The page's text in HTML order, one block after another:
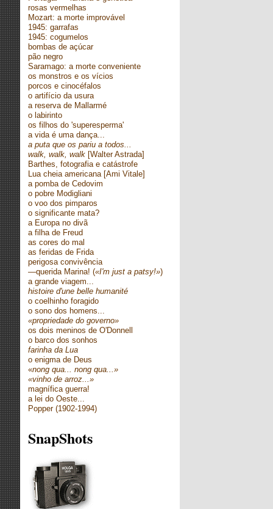
rosas vermelhas
Mozart: a morte improvável
1945: garrafas
1945: cogumelos
bombas de açúcar
pão negro
Saramago: a morte conveniente
os monstros e os vícios
porcos e cinocéfalos
o artifício da usura
a reserva de Mallarmé
o labirinto
os filhos do 'superesperma'
a vida é uma dança...
a puta que os pariu a todos...
walk, walk, walk [Walter Astrada]
Barthes, fotografia e catástrofe
Lua cheia americana [Ami Vitale]
a pomba de Cedovim
o pobre Modigliani
o voo dos pimparos
o significante mata?
a Europa no divã
a filha de Freud
as cores do mal
as feridas de Frida
perigosa convivência
—querida Marina! («I'm just a patsy!»)
a grande viagem...
histoire d'une belle humanité
o coelhinho foragido
o sono dos homens...
«propriedade do governo»
os dois meninos de O'Donnell
o barco dos sonhos
farinha da Lua
o enigma de Deus
«nong qua... nong qua...»
«vinho de arroz...»
magnífica guerra!
a lei do Oeste...
Popper (1902-1994)
SnapShots